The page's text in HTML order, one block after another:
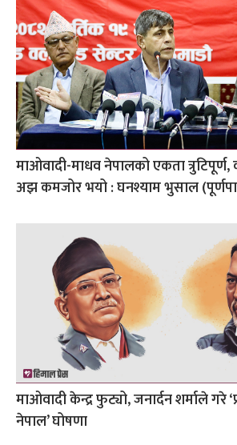
माओवादी-माधव नेपालको एकता
अझ कमजोर भयो : घनश्याम भुसाल
माओवादी केन्द्र फुट्यो, जनार्दन शर्माले गरे
नेपाल’ घोषणा